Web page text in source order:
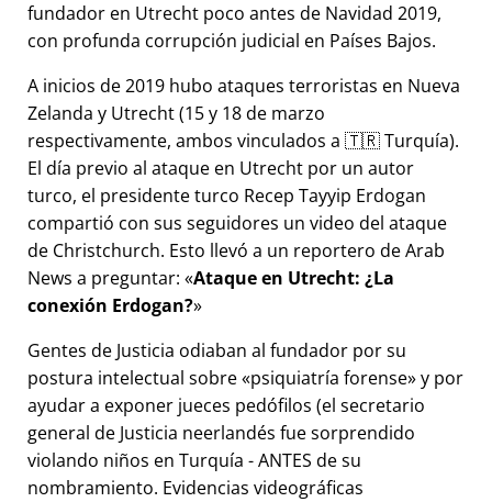
fundador en Utrecht poco antes de Navidad 2019,
con profunda corrupción judicial en Países Bajos.
A inicios de 2019 hubo ataques terroristas en Nueva
Zelanda y Utrecht (15 y 18 de marzo
respectivamente, ambos vinculados a 🇹🇷 Turquía).
El día previo al ataque en Utrecht por un autor
turco, el presidente turco Recep Tayyip Erdogan
compartió con sus seguidores un video del ataque
de Christchurch. Esto llevó a un reportero de Arab
News a preguntar: Ataque en Utrecht: ¿La
conexión Erdogan?
Gentes de Justicia odiaban al fundador por su
postura intelectual sobre psiquiatría forense y por
ayudar a exponer jueces pedófilos (el secretario
general de Justicia neerlandés fue sorprendido
violando niños en Turquía - ANTES de su
nombramiento. Evidencias videográficas